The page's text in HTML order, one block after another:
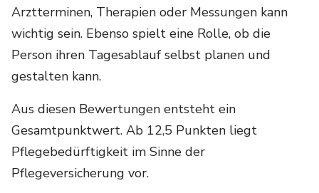
Arztterminen, Therapien oder Messungen kann
wichtig sein. Ebenso spielt eine Rolle, ob die
Person ihren Tagesablauf selbst planen und
gestalten kann.
Aus diesen Bewertungen entsteht ein
Gesamtpunktwert. Ab 12,5 Punkten liegt
Pflegebedürftigkeit im Sinne der
Pflegeversicherung vor.